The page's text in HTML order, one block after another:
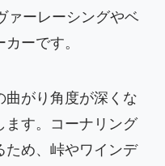
ァーレーシングやベ
ーです。
曲がり角度が深くな
ます。コーナリング
ため、峠やワインデ